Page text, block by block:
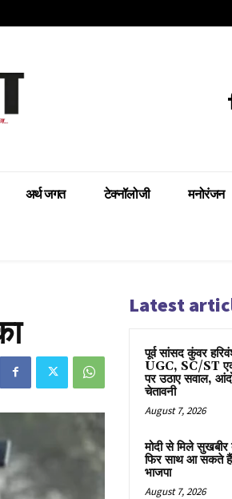
अर्थ जगत टेक्नॉलोजी मनोरंजन
Latest
पूर्व सांसद कुंवर
UGC, SC/ST
पर उठाए सवाल,
चेतावनी
August 7, 2026
मोदी से मिले
फिर साथ आ सकते
भाजपा
August 7, 2026